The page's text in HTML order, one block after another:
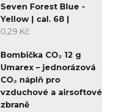
Seven Forest Blue -
Yellow | cal. 68 |
0,29 Kč
Bombička CO₂ 12 g
Umarex – jednorázová
CO₂ náplň pro
vzduchové a airsoftové
zbraně